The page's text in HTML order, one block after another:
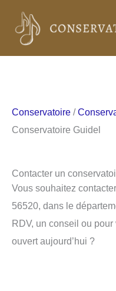
contenu
Conservatoire /
Conservatoire Guidel
Contacter un
Vous souhaitez
56520, dans le
RDV, un conseil ou
ouvert aujourd’hui ?